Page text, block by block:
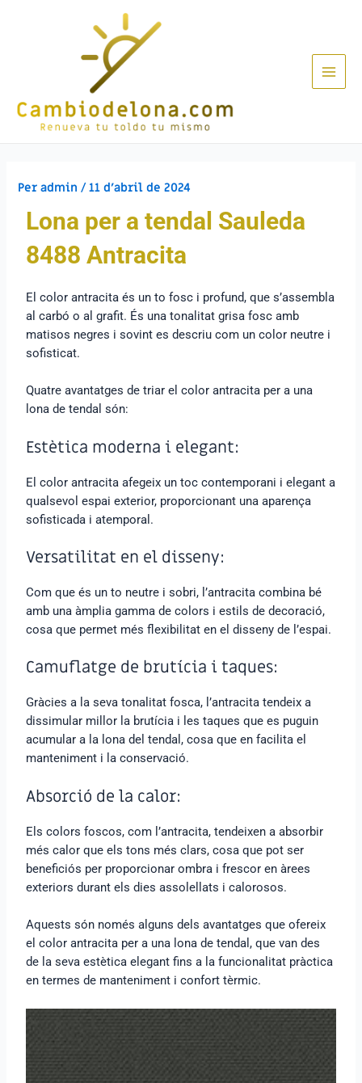
Per admin/11 d'abril de 2024
Lona per a tendal Sauleda
8488 Antracita
El color antracita és un to fosc i profund, que s’assembla
al carbó o al grafit. És una tonalitat grisa fosc amb
matisos negres i sovint es descriu com un color neutre i
sofisticat.
Quatre avantatges de triar el color antracita per a una
lona de tendal són:
Estètica moderna i elegant:
El color antracita afegeix un toc contemporani i elegant a
qualsevol espai exterior, proporcionant una aparença
sofisticada i atemporal.
Versatilitat en el disseny:
Com que és un to neutre i sobri, l’antracita combina bé
amb una àmplia gamma de colors i estils de decoració,
cosa que permet més flexibilitat en el disseny de l’espai.
Camuflatge de brutícia i taques:
Gràcies a la seva tonalitat fosca, l’antracita tendeix a
dissimular millor la brutícia i les taques que es puguin
acumular a la lona del tendal, cosa que en facilita el
manteniment i la conservació.
Absorció de la calor:
Els colors foscos, com l’antracita, tendeixen a absorbir
més calor que els tons més clars, cosa que pot ser
beneficiós per proporcionar ombra i frescor en àrees
exteriors durant els dies assolellats i calorosos.
Aquests són només alguns dels avantatges que ofereix
el color antracita per a una lona de tendal, que van des
de la seva estètica elegant fins a la funcionalitat pràctica
en termes de manteniment i confort tèrmic.